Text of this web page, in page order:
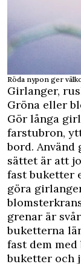
Röda nypon ger
Girlanger,
Gröna eller
Gör långa
farstubron,
bord.
sättet är att
fast buketter
göra
grenar är
buketterna
fast dem
buketter och